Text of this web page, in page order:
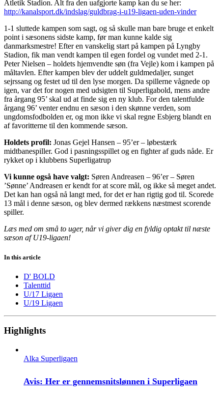
Atletik Stadion. Alt fra den uafgjorte kamp kan du se her:
http://kanalsport.dk/indslag/guldbrag-i-u19-ligaen-uden-vinder
1-1 sluttede kampen som sagt, og så skulle man bare bruge et enkelt
point i sæsonens sidste kamp, før man kunne kalde sig
danmarksmestre! Efter en vanskelig start på kampen på Lyngby
Stadion, fik man vendt kampen til egen fordel og vundet med 2-1.
Peter Nielsen – holdets hjemvendte søn (fra Vejle) kom i kampen på
måltavlen. Efter kampen blev der uddelt guldmedaljer, sunget
sejrssang og festet ud til den lyse morgen. Da spillerne vågnede op
igen, var det for nogen med udsigten til Superligabold, mens andre
fra årgang 95’ skal ud at finde sig en ny klub. For den talentfulde
årgang 96’ venter endnu en sæson i den skønne verden, som
ungdomsfodbolden er, og mon ikke vi skal regne Esbjerg blandt en
af favoritterne til den kommende sæson.
Holdets profil: Jonas Gejel Hansen – 95’er – løbestærk
midtbanespiller. God i pasningsspillet og en fighter af guds nåde. Er
rykket op i klubbens Superligatrup
Vi kunne også have valgt: Søren Andreasen – 96’er – Søren
’Sønne’ Andreasen er kendt for at score mål, og ikke så meget andet.
Det kan han også nå langt med, for det er han rigtig god til. Scorede
13 mål i denne sæson, og blev dermed rækkens næstmest scorende
spiller.
Læs med om små to uger, når vi giver dig en fyldig optakt til næste
sæson af U19-ligaen!
In this article
D' BOLD
Talenttid
U/17 Ligaen
U/19 Ligaen
Highlights
Alka Superligaen
Avis: Her er gennemsnitslønnen i Superligaen